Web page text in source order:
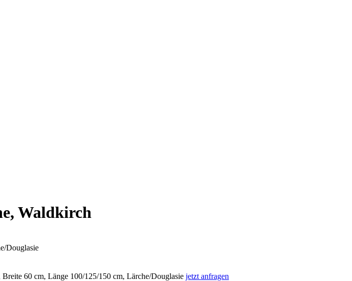
Waldkirch
Douglasie
60 cm, Länge 100/125/150 cm, Lärche/Douglasie jetzt anfragen